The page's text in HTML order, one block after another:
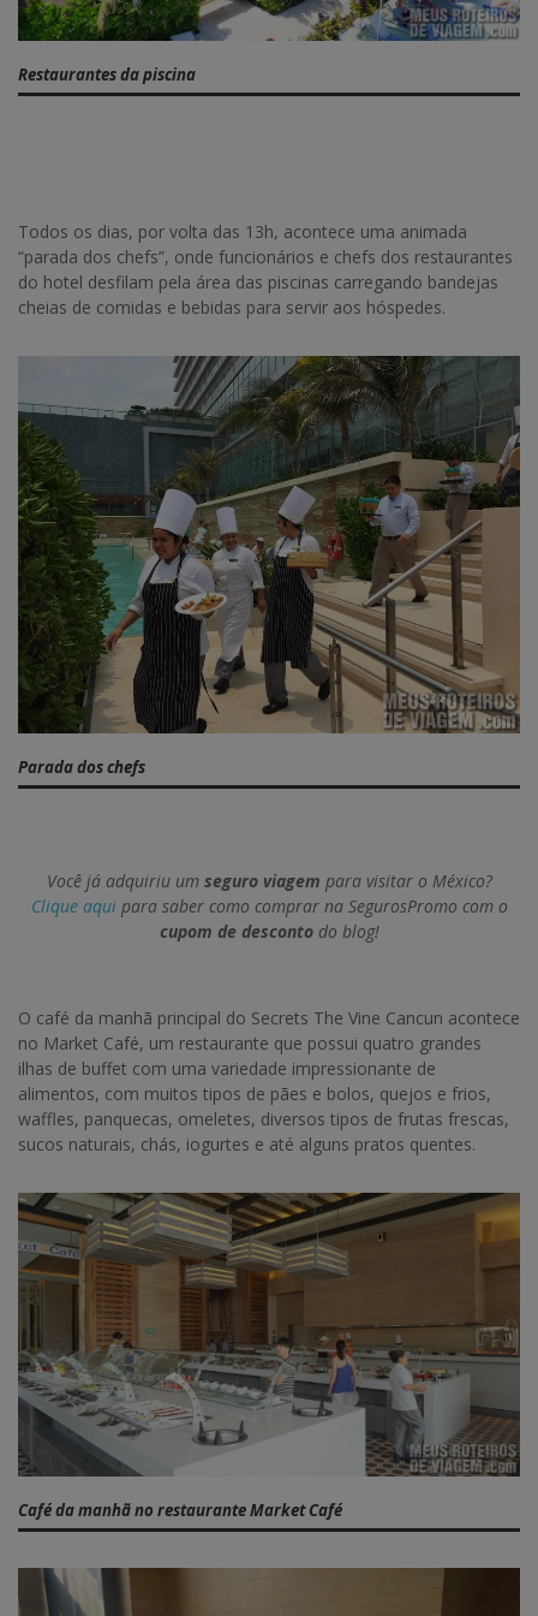
Restaurantes da piscina
Todos os dias, por volta das 13h, acontece uma animada
“parada dos chefs”, onde funcionários e chefs dos restaurantes
do hotel desfilam pela área das piscinas carregando bandejas
cheias de comidas e bebidas para servir aos hóspedes.
Parada dos chefs
Você já adquiriu um seguro viagem para visitar o México?
Clique aquipara saber como comprar na SegurosPromo com o
cupom de descontodo blog!
O café da manhã principal do Secrets The Vine Cancun acontece
no Market Café, um restaurante que possui quatro grandes
ilhas de buffet com uma variedade impressionante de
alimentos, com muitos tipos de pães e bolos, quejos e frios,
waffles, panquecas, omeletes, diversos tipos de frutas frescas,
sucos naturais, chás, iogurtes e até alguns pratos quentes.
Café da manhã no restaurante Market Café